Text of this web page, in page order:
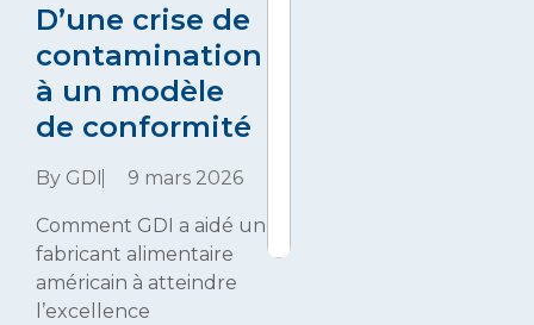
D’une crise de
contamination
à un modèle
de conformité
9 mars 2026
By GDI
Comment GDI a aidé un
fabricant alimentaire
américain à atteindre
l’excellence